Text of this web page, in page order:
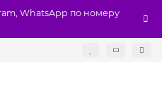
WhatsApp по номеру